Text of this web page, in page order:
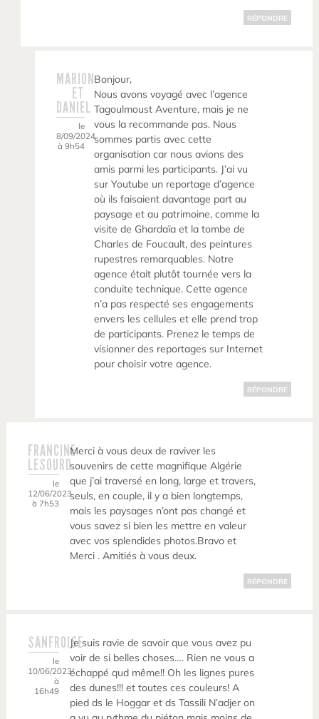
RÉPONDRE
MARION
ET
DANIEL
le
8/09/2024
à 9h54
Bonjour,
Nous avons voyagé avec l’agence
Tagoulmoust Aventure, mais je ne
vous la recommande pas. Nous
sommes partis avec cette
organisation car nous avions des
amis parmi les participants. J’ai vu
sur Youtube un reportage d’agence
où ils faisaient davantage part au
paysage et au patrimoine, comme la
visite de Ghardaïa et la tombe de
Charles de Foucault, des peintures
rupestres remarquables. Notre
agence était plutôt tournée vers la
conduite technique. Cette agence
n’a pas respecté ses engagements
envers les cellules et elle prend trop
de participants. Prenez le temps de
visionner des reportages sur Internet
pour choisir votre agence.
RÉPONDRE
FRANCINE
LESOURD
le
12/06/2023
à 7h53
Merci à vous deux de raviver les
souvenirs de cette magnifique Algérie
que j’ai traversé en long, large et travers,
seuls, en couple, il y a bien longtemps,
mais les paysages n’ont pas changé et
vous savez si bien les mettre en valeur
avec vos splendides photos.Bravo et
Merci . Amitiés à vous deux.
RÉPONDRE
SANFROISE
le
10/06/2023
à
16h49
Je suis ravie de savoir que vous avez pu
voir de si belles choses…. Rien ne vous a
échappé qud même!! Oh les lignes pures
des dunes!!! et toutes ces couleurs! A
pied ds le Hoggar et ds Tassili N’adjer on